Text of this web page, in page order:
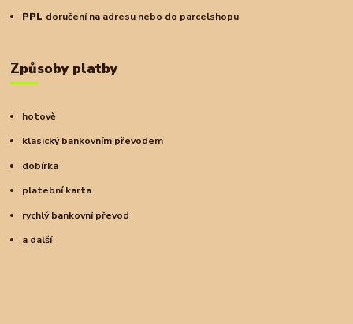
PPL doručení na adresu nebo do parcelshopu
Způsoby platby
hotově
klasický bankovním převodem
dobírka
platební karta
rychlý bankovní převod
a další